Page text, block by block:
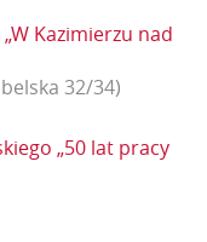
Kazimierzu nad
32/34)
„50 lat pracy